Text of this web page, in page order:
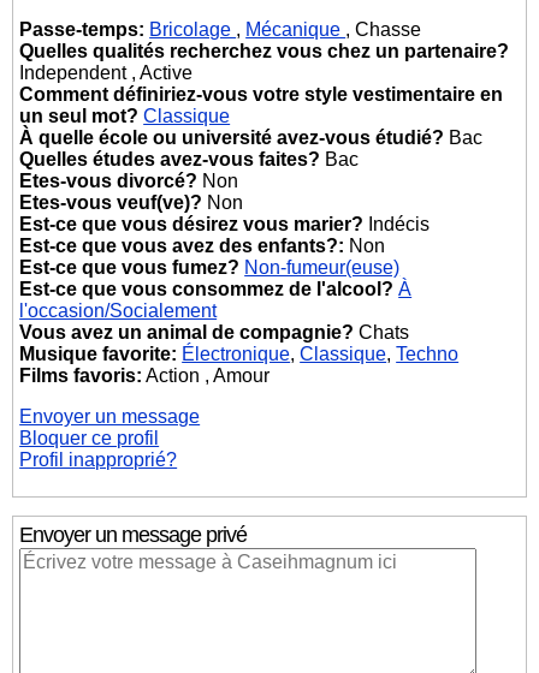
Passe-temps: Bricolage , Mécanique , Chasse
Quelles qualités recherchez vous chez un partenaire?
Independent , Active
Comment définiriez-vous votre style vestimentaire en
un seul mot? Classique
À quelle école ou université avez-vous étudié? Bac
Quelles études avez-vous faites? Bac
Etes-vous divorcé? Non
Etes-vous veuf(ve)? Non
Est-ce que vous désirez vous marier? Indécis
Est-ce que vous avez des enfants?: Non
Est-ce que vous fumez? Non-fumeur(euse)
Est-ce que vous consommez de l'alcool? À
l'occasion/Socialement
Vous avez un animal de compagnie? Chats
Musique favorite: Électronique,Classique,Techno
Films favoris: Action , Amour
Envoyer un message
Bloquer ce profil
Profil inapproprié?
Envoyer un message privé